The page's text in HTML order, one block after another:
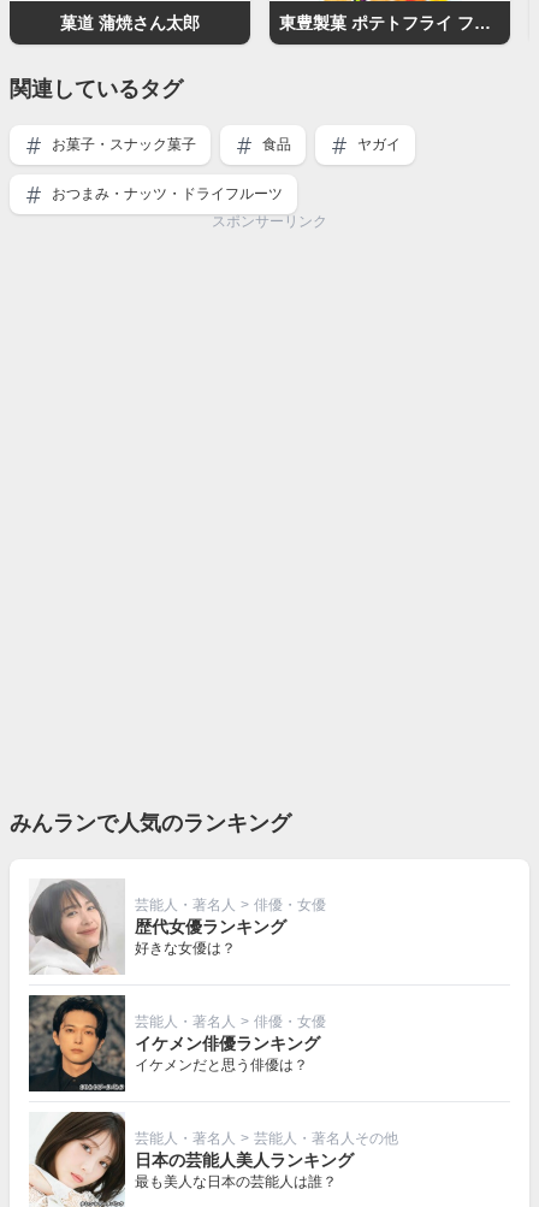
菓道 蒲焼さん太郎 東豊製菓 ポテトフライ フライドチキン味
関連しているタグ
お菓子・スナック菓子 食品 ヤガイ
おつまみ・ナッツ・ドライフルーツ
スポンサーリンク
みんランで人気のランキング
芸能人・著名人 > 俳優・女優
歴代女優ランキング
好きな女優は？
芸能人・著名人 > 俳優・女優
イケメン俳優ランキング
イケメンだと思う俳優は？
芸能人・著名人 > 芸能人・著名人その他
日本の芸能人美人ランキング
最も美人な日本の芸能人は誰？